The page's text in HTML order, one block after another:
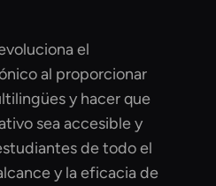
el
al proporcionar
y hacer que
sea accesible y
de todo el
y la eficacia de